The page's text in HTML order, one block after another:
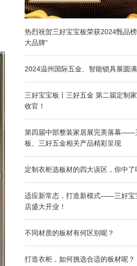
热烈祝贺三好宝宝板荣获2024甄品
大品牌”
2024温州国际五金、智能锁具展圆满
三好宝宝板丨三好五金 第二届定制
收官！
第四届中部整装家居展完美落幕——
板、三好五金相关产品精彩呈现
定制衣柜选板材的四大误区，你中了
适应新常态，打造新模式——三好宝
店盛大开业！
不同材质的板材有何区别呢？
打造衣柜，如何挑选合适的板材呢？